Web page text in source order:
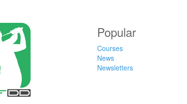
Popular
Courses
News
Newsletters